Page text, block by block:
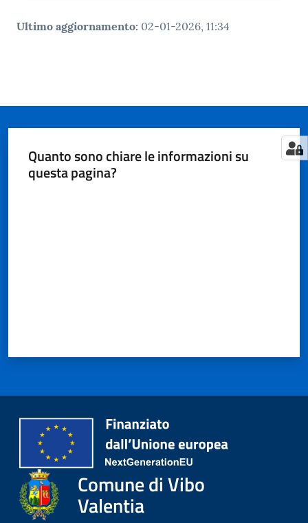
Ultimo aggiornamento: 02-01-2026, 11:34
Quanto sono chiare le informazioni su
questa pagina?
Comune di Vibo
Valentia